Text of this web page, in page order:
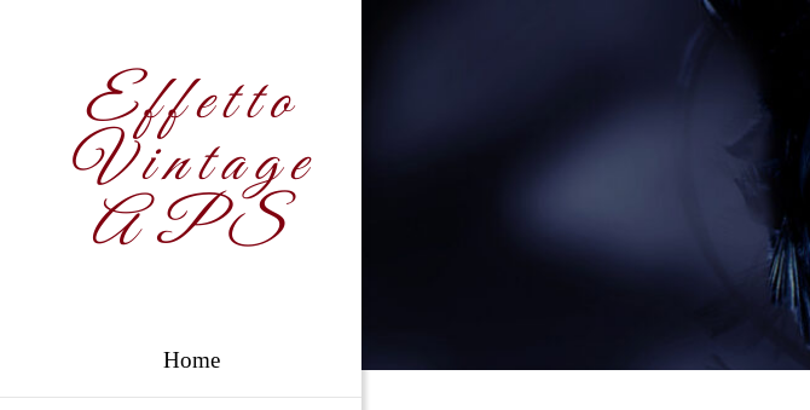
Effetto
Vintage
APS
Home